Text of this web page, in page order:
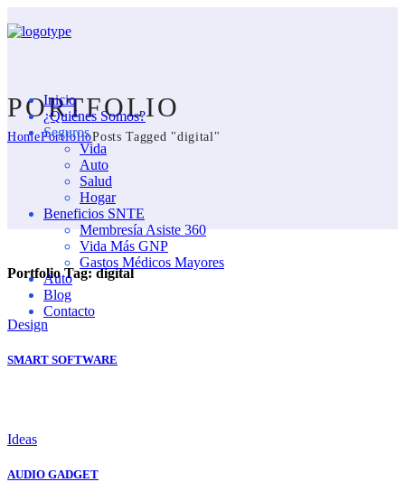
Inicio
¿Quiénes Somos?
Seguros
Vida
Auto
Salud
Hogar
Beneficios SNTE
Membresía Asiste 360
Vida Más GNP
Gastos Médicos Mayores
Auto
Blog
Contacto
PORTFOLIO
HomePortfolioPosts Tagged "digital"
Portfolio Tag:digital
Design
SMART SOFTWARE
Ideas
AUDIO GADGET